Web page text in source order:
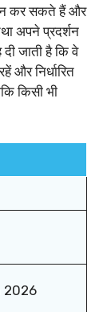
कर सकते हैं और
अपने प्रदर्शन
जाती है कि वे
और निर्धारित
किसी भी
2026